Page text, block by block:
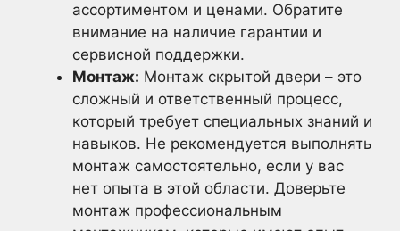
ассортиментом и ценами. Обратите
внимание на наличие гарантии и
сервисной поддержки.
Монтаж: Монтаж скрытой двери – это
сложный и ответственный процесс,
который требует специальных знаний и
навыков. Не рекомендуется выполнять
монтаж самостоятельно, если у вас
нет опыта в этой области. Доверьте
монтаж профессиональным